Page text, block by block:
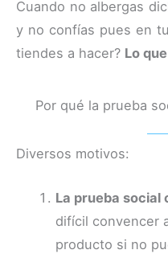
Cuando no albergas
y no confías pues en
tiendes a hacer? Lo
Por qué la prueba
Diversos motivos:
La prueba social
difícil convencer
producto si no